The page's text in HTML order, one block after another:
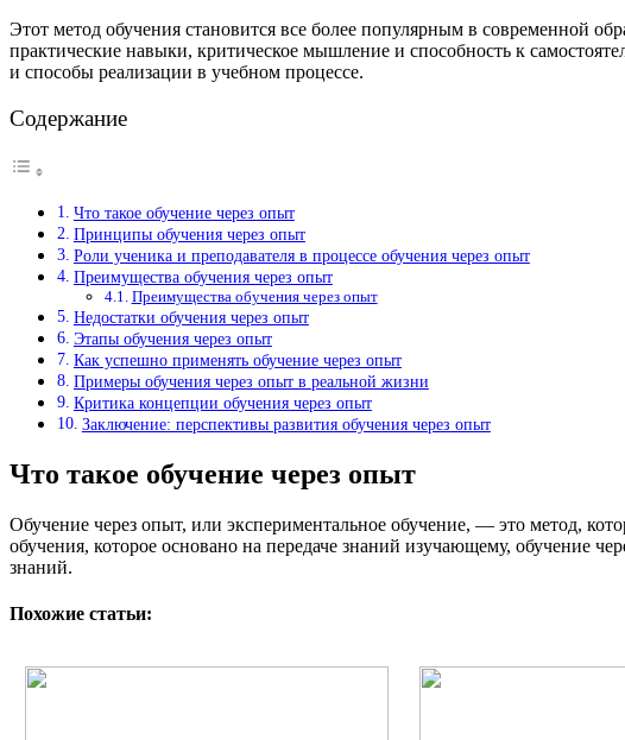
Этот метод обучения становится все более популярным в современной
практические навыки, критическое мышление и способность к
и способы реализации в учебном процессе.
Содержание
Что такое обучение через опыт
Принципы обучения через опыт
Роли ученика и преподавателя в процессе обучения через опыт
Преимущества обучения через опыт
Преимущества обучения через опыт
Недостатки обучения через опыт
Этапы обучения через опыт
Как успешно применять обучение через опыт
Примеры обучения через опыт в реальной жизни
Критика концепции обучения через опыт
Заключение: перспективы развития обучения через опыт
Что такое обучение через опыт
Обучение через опыт, или экспериментальное обучение, — это метод,
обучения, которое основано на передаче знаний изучающему, обучение
знаний.
Похожие статьи: